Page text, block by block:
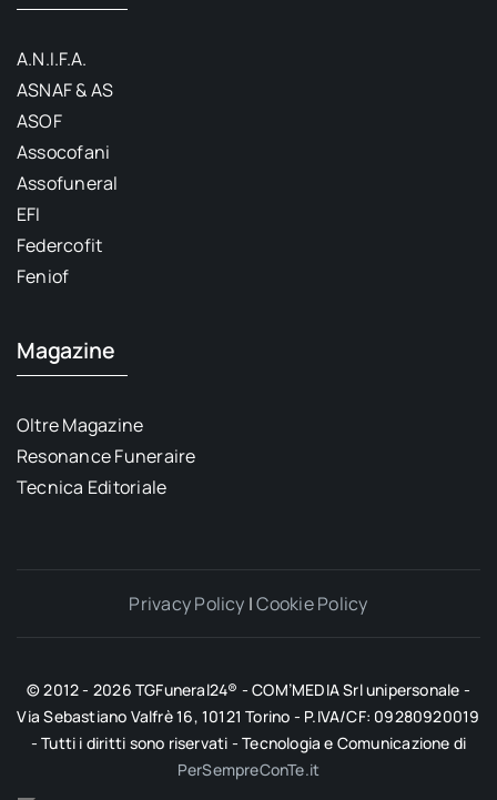
A.N.I.F.A.
ASNAF & AS
ASOF
Assocofani
Assofuneral
EFI
Federcofit
Feniof
Magazine
Oltre Magazine
Resonance Funeraire
Tecnica Editoriale
Privacy Policy |Cookie Policy
© 2012 - 2026 TGFuneral24® - COM’MEDIA Srl unipersonale -
Via Sebastiano Valfrè 16, 10121 Torino - P.IVA/CF: 09280920019
- Tutti i diritti sono riservati - Tecnologia e Comunicazione di
PerSempreConTe.it